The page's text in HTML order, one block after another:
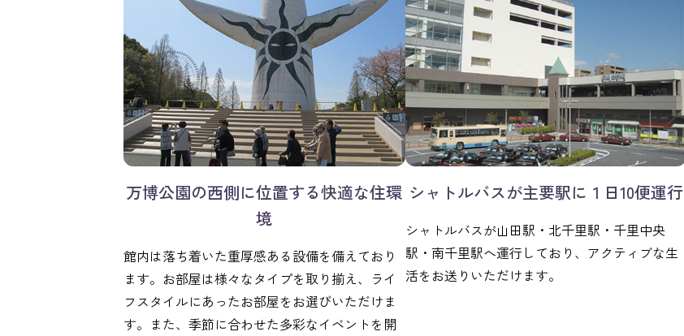
万博公園の西側に位置する快適な住環
境
館内は落ち着いた重厚感ある設備を備えており
ます。お部屋は様々なタイプを取り揃え、ライ
フスタイルにあったお部屋をお選びいただけま
す。また、季節に合わせた多彩なイベントを開
シャトルバスが主要駅に１日10便運行
シャトルバスが山田駅・北千里駅・千里中央
駅・南千里駅へ運行しており、アクティブな生
活をお送りいただけます。